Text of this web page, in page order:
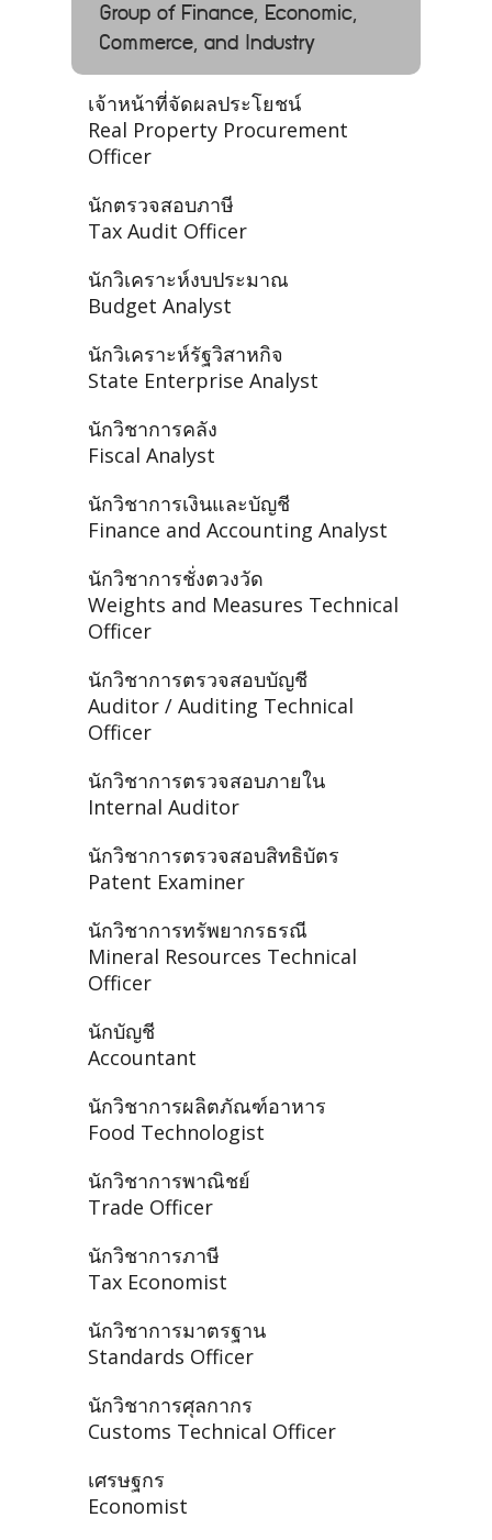
Group of Finance, Economic,
Commerce, and Industry
เจ้าหน้าที่จัดผลประโยชน์
Real Property Procurement
Officer
นักตรวจสอบภาษี
Tax Audit Officer
นักวิเคราะห์งบประมาณ
Budget Analyst
นักวิเคราะห์รัฐวิสาหกิจ
State Enterprise Analyst
นักวิชาการคลัง
Fiscal Analyst
นักวิชาการเงินและบัญชี
Finance and Accounting Analyst
นักวิชาการชั่งตวงวัด
Weights and Measures Technical
Officer
นักวิชาการตรวจสอบบัญชี
Auditor / Auditing Technical
Officer
นักวิชาการตรวจสอบภายใน
Internal Auditor
นักวิชาการตรวจสอบสิทธิบัตร
Patent Examiner
นักวิชาการทรัพยากรธรณี
Mineral Resources Technical
Officer
นักบัญชี
Accountant
นักวิชาการผลิตภัณฑ์อาหาร
Food Technologist
นักวิชาการพาณิชย์
Trade Officer
นักวิชาการภาษี
Tax Economist
นักวิชาการมาตรฐาน
Standards Officer
นักวิชาการศุลกากร
Customs Technical Officer
เศรษฐกร
Economist